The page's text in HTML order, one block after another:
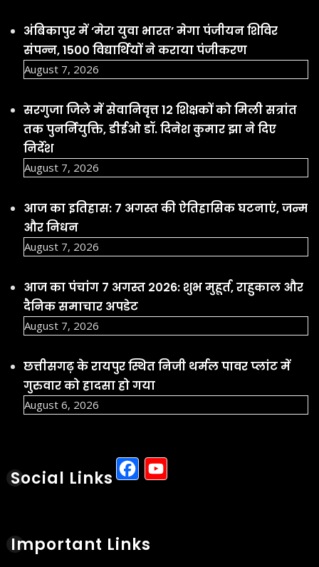
अंबिकापुर में ‘मेरा युवा भारत’ मेगा पंजीयन शिविर
संपन्न, 1500 विद्यार्थियों ने कराया पंजीकरण
August 7, 2026
सरगुजा जिले में सेवानिवृत्त 12 शिक्षकों को मिली सत्रांत
तक पुनर्नियुक्ति, डीईओ डॉ. दिनेश कुमार झा ने दिए
निर्देश
August 7, 2026
आज का इतिहास: 7 अगस्त की ऐतिहासिक घटनाएं, जन्म
और निधन
August 7, 2026
आज का पंचांग 7 अगस्त 2026: शुभ मुहूर्त, राहुकाल और
दैनिक समाचार अपडेट
August 7, 2026
छत्तीसगढ़ के रायपुर स्थित निजी थर्मल पावर प्लांट में
गुरुवार को हादसा हो गया
August 6, 2026
Social Links Facebook
Important Links